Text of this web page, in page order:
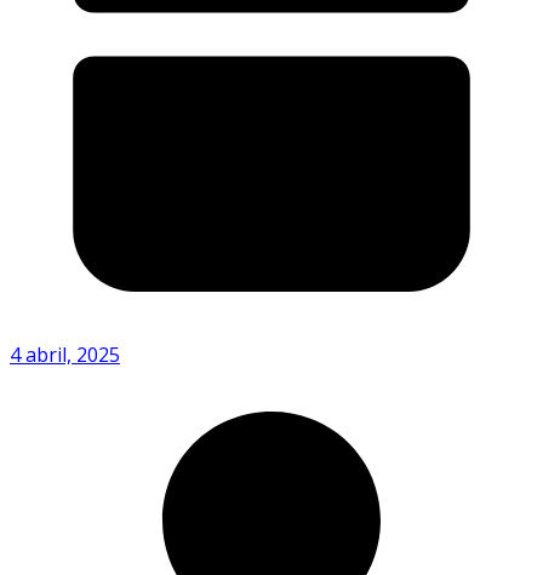
4 abril, 2025